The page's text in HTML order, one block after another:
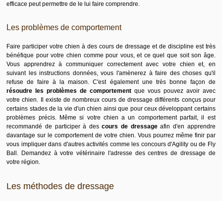
efficace peut permettre de le lui faire comprendre.
Les problèmes de comportement
Faire participer votre chien à des cours de dressage et de discipline est très
bénéfique pour votre chien comme pour vous, et ce quel que soit son âge.
Vous apprendrez à communiquer correctement avec votre chien et, en
suivant les instructions données, vous l'amènerez à faire des choses qu'il
refuse de faire à la maison. C'est également une très bonne façon de
résoudre les problèmes de comportement que vous pouvez avoir avec
votre chien. Il existe de nombreux cours de dressage différents conçus pour
certains stades de la vie d'un chien ainsi que pour ceux développant certains
problèmes précis. Même si votre chien a un comportement parfait, il est
recommandé de participer à descours de dressageafin d'en apprendre
davantage sur le comportement de votre chien. Vous pourrez même finir par
vous impliquer dans d'autres activités comme les concours d'Agility ou de Fly
Ball. Demandez à votre vétérinaire l'adresse des centres de dressage de
votre région.
Les méthodes de dressage